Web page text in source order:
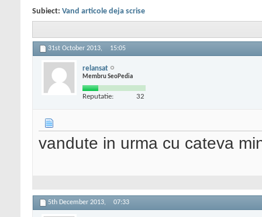
Subiect: Vand articole deja scrise
31st October 2013, 15:05
relansat
Membru SeoPedia
Reputatie: 32
vandute in urma cu cateva
5th December 2013, 07:33